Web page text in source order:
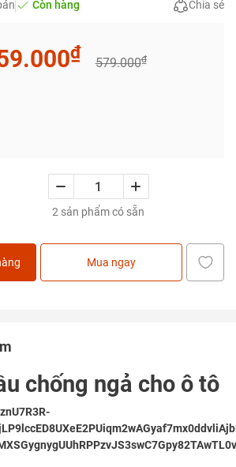
Còn hàng Chia sẻ
₫
579.000₫
2 sản phẩm có sẵn
Mua ngay
chống ngả cho ô tô